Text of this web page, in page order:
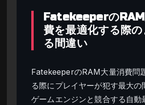
FatekeeperのRAM
費を最適化する際
る間違い
FatekeeperのRAM大量消費問
る際にプレイヤーが犯す最大の
ゲームエンジンと競合する自動